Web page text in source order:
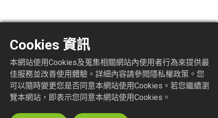
F6275-4
F R/A JACK P.C.B. MOUNT
加入詢價車
Cookies 資訊
本網站使用Cookies及蒐集相關網站內使用者行為來提供最
佳服務並改善使用體驗。詳細內容請參閱隱私權政策。您
可以隨時變更您是否同意本網站使用Cookies。若您繼續瀏
覽本網站，即表示您同意本網站使用Cookies。